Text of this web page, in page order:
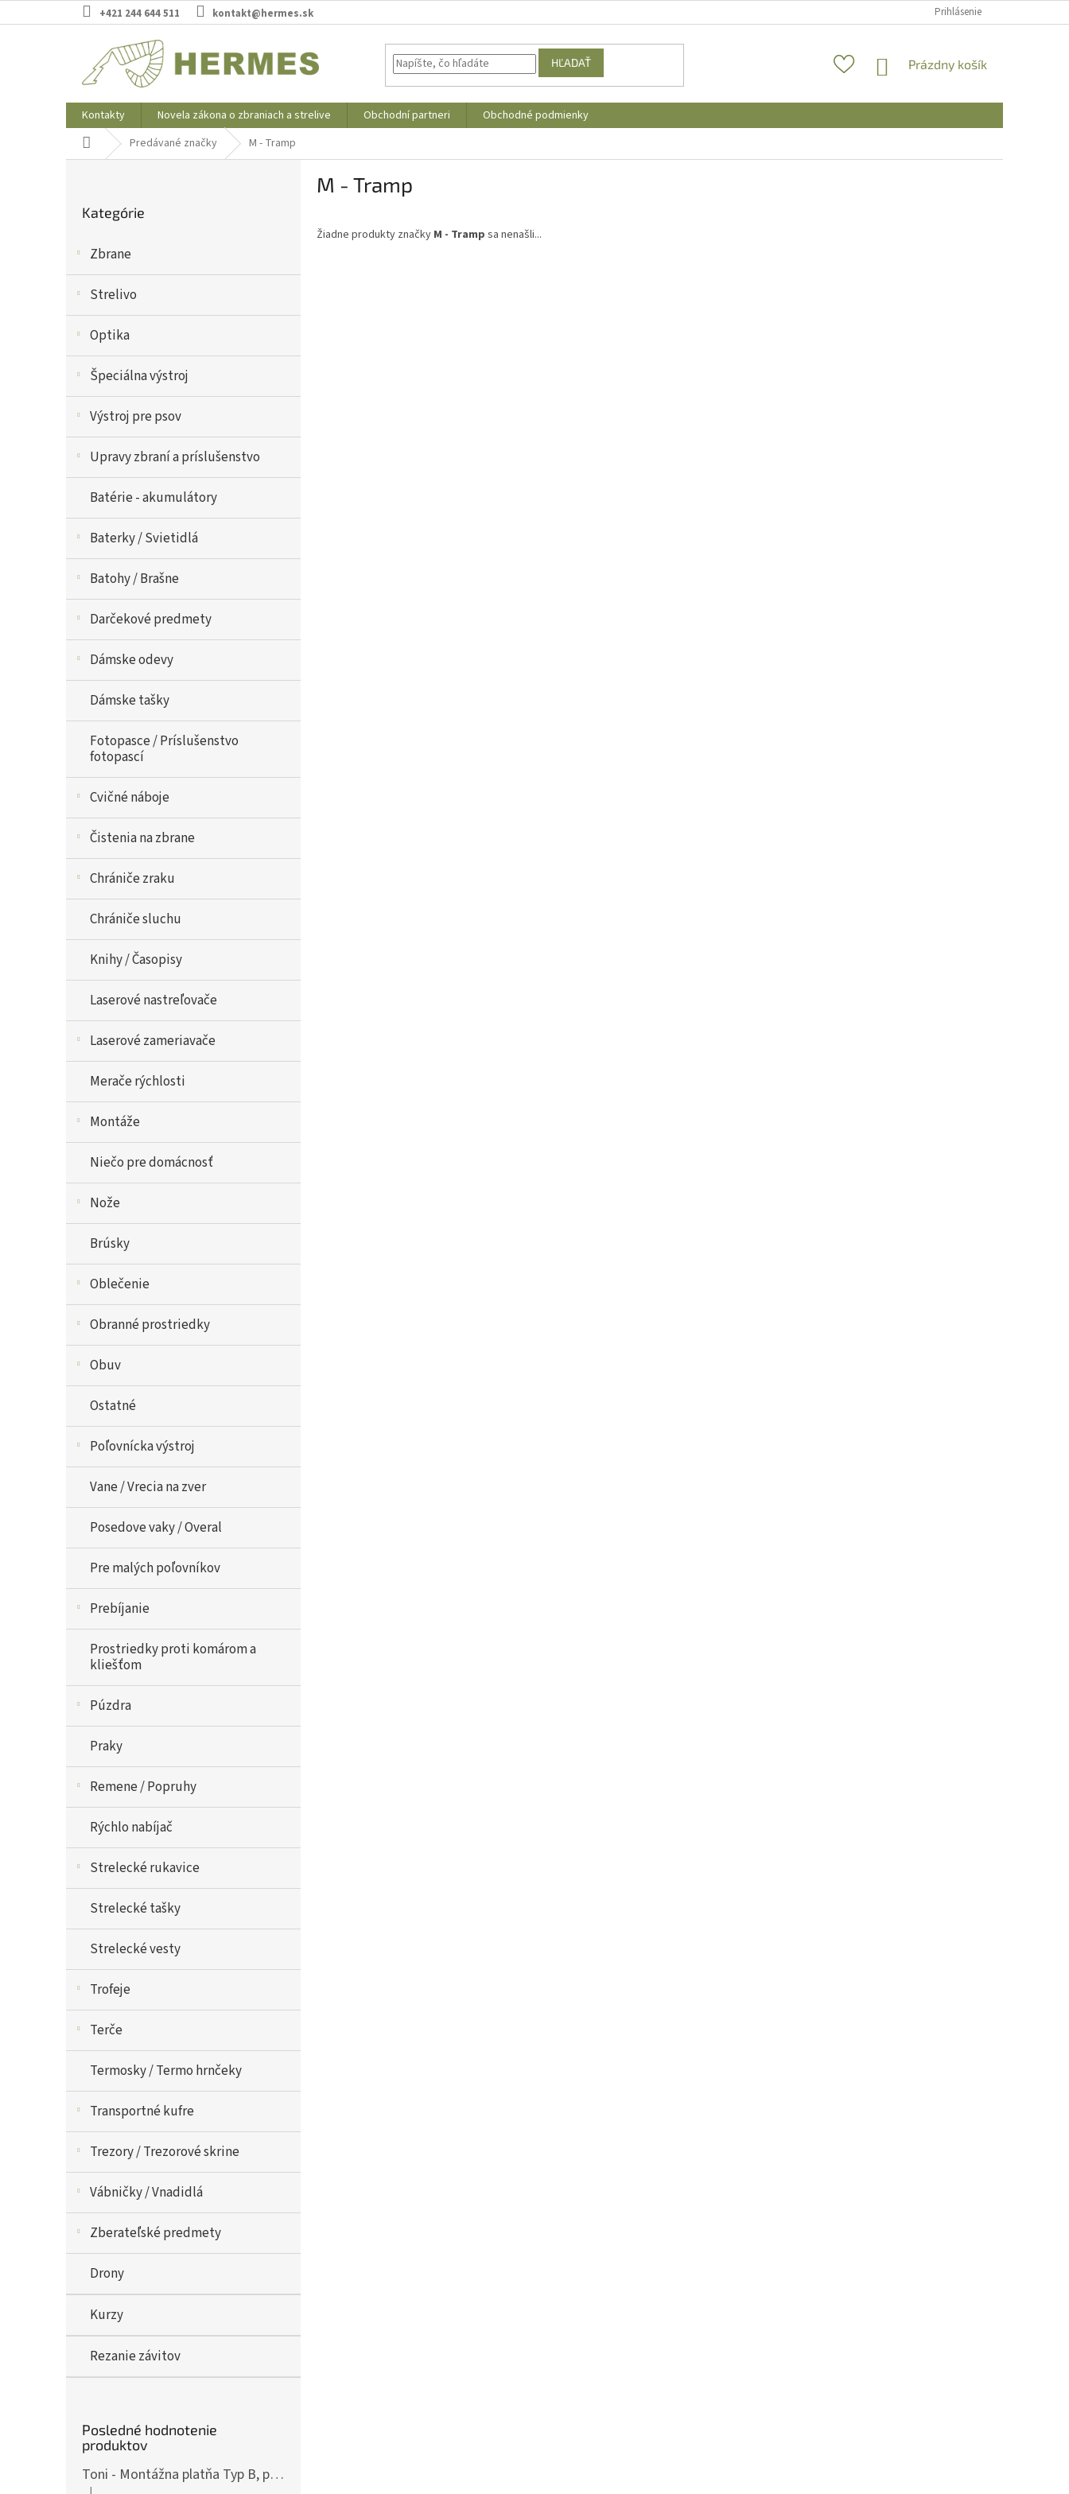
na
+421 244 644 511 kontakt@hermes.sk Prihlásenie
HĽADAŤ
NÁKUPNÝ
Prázdny košík
Kontakty Novela zákona o zbraniach a strelive Obchodní partneri
Obchodné podmienky
DomovPredávané značky M - Tramp
a
kategórie
Kategórie
Zbrane
Strelivo
Optika
Špeciálna výstroj
Výstroj pre psov
Upravy zbraní a príslušenstvo
Batérie - akumulátory
Baterky / Svietidlá
Batohy / Brašne
Darčekové predmety
Dámske odevy
Dámske tašky
Fotopasce / Príslušenstvo
fotopascí
Cvičné náboje
Čistenia na zbrane
Chrániče zraku
Chrániče sluchu
Knihy / Časopisy
Laserové nastreľovače
Laserové zameriavače
Merače rýchlosti
Montáže
Niečo pre domácnosť
Nože
Brúsky
Oblečenie
Obranné prostriedky
Obuv
Ostatné
Poľovnícka výstroj
Vane / Vrecia na zver
Posedove vaky / Overal
Pre malých poľovníkov
Prebíjanie
Prostriedky proti komárom a
kliešťom
Púzdra
Praky
Remene / Popruhy
Rýchlo nabíjač
Strelecké rukavice
Strelecké tašky
Strelecké vesty
Trofeje
Terče
Termosky / Termo hrnčeky
Transportné kufre
Trezory / Trezorové skrine
Vábničky / Vnadidlá
Zberateľské predmety
Drony
Kurzy
Rezanie závitov
Posledné hodnotenie
produktov
Toni - Montážna platňa Typ B, pre ČZ P-10, Art.: OPXCZP10B
M - Tramp
Žiadne produkty značky M - Tramp sa nenašli...